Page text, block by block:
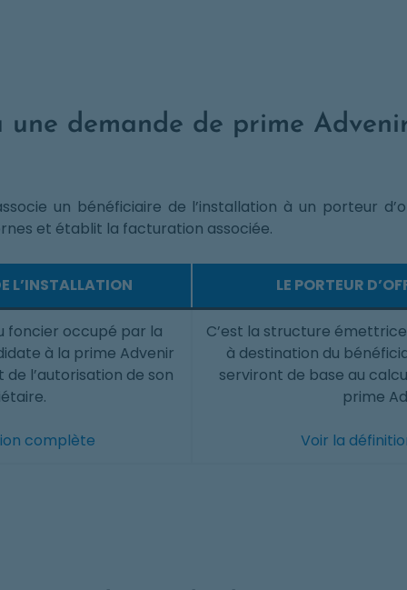
demande de prime
un bénéficiaire de l’installation à un porteur
et établit la facturation associée.
L’INSTALLATION LE PORTEUR
foncier occupé par la
à la prime Advenir
l’autorisation de son
complète
C’est la structure
à destination du
serviront de base au
prime
Voir la